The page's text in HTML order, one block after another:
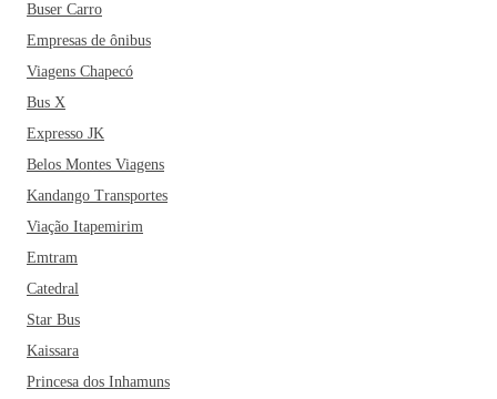
os eventos mais populares realizados pela cidade estão o
Cascavel de Ouro, prova automobilística brasileira
considerada a principal do Brasil na categoria Turismo, a
Feira Agropecuária e Industrial de Cascavel (Expovel) e a
Se você está planejando adquirir uma passagem para viajar
pra Cascavel, não pode deixar de inserir um passeio pelo
Parque Ecológico Paulo Gorski, o Zoológico Municipal de
Cascavel, o Teatro Municipal e a Ponte Molhada. Dentre os
restaurantes mais famosos da cidade estão ainda a Pizzaria
aqueles que buscam um lugar tranquilo e sossegado para as
férias com a família.
Buser Carro
Empresas de ônibus
Viagens Chapecó
Bus X
Expresso JK
Belos Montes Viagens
Kandango Transportes
Viação Itapemirim
Emtram
Catedral
Star Bus
Kaissara
Princesa dos Inhamuns